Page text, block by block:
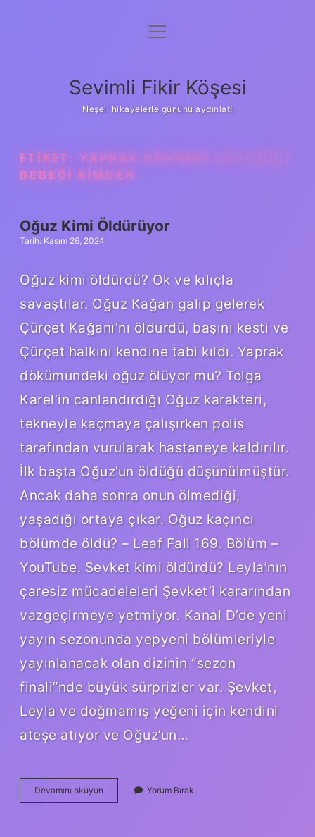
Anasayfa
Yasal Uyarı
menüyü
Sevimli Fikir Köşesi
Neşeli hikayelerle gününü aydınlat!
ETIKET: YAPRAK DÖKÜMÜ LEYLANIN
BEBEĞI KIMDEN
Oğuz Kimi Öldürüyor
Tarih: Kasım 26, 2024
Oğuz kimi öldürdü? Ok ve kılıçla
savaştılar. Oğuz Kağan galip gelerek
Çürçet Kağanı’nı öldürdü, başını kesti ve
Çürçet halkını kendine tabi kıldı. Yaprak
dökümündeki oğuz ölüyor mu? Tolga
Karel’in canlandırdığı Oğuz karakteri,
tekneyle kaçmaya çalışırken polis
tarafından vurularak hastaneye kaldırılır.
İlk başta Oğuz’un öldüğü düşünülmüştür.
Ancak daha sonra onun ölmediği,
yaşadığı ortaya çıkar. Oğuz kaçıncı
bölümde öldü? – Leaf Fall 169. Bölüm –
YouTube. Sevket kimi öldürdü? Leyla’nın
çaresiz mücadeleleri Şevket’i kararından
vazgeçirmeye yetmiyor. Kanal D’de yeni
yayın sezonunda yepyeni bölümleriyle
yayınlanacak olan dizinin “sezon
finali”nde büyük sürprizler var. Şevket,
Leyla ve doğmamış yeğeni için kendini
ateşe atıyor ve Oğuz’un…
Devamını okuyun
Kimi
Yorum Bırak